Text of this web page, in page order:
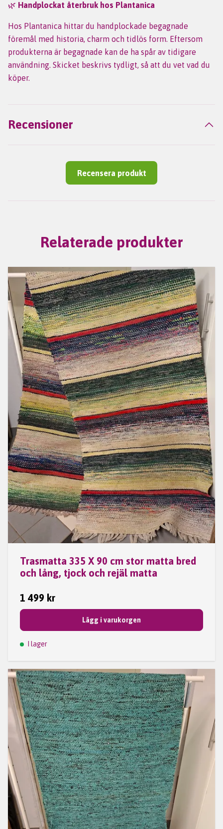
🌿 Handplockat återbruk hos Plantanica
Hos Plantanica hittar du handplockade begagnade
föremål med historia, charm och tidlös form. Eftersom
produkterna är begagnade kan de ha spår av tidigare
användning. Skicket beskrivs tydligt, så att du vet vad du
köper.
Recensioner
Recensera produkt
Relaterade produkter
Trasmatta 335 X 90 cm stor matta bred
och lång, tjock och rejäl matta
1 499 kr
Lägg i varukorgen
I lager